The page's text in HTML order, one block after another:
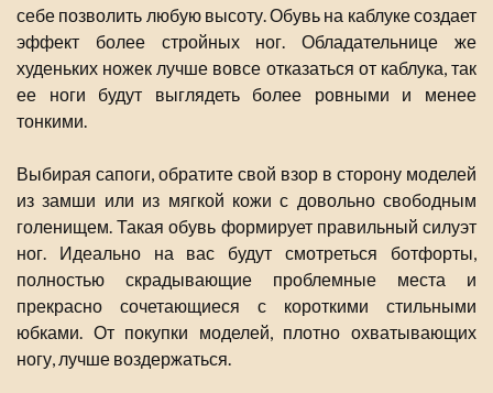
себе позволить любую высоту. Обувь на каблуке создает
эффект более стройных ног. Обладательнице же
худеньких ножек лучше вовсе отказаться от каблука, так
ее ноги будут выглядеть более ровными и менее
тонкими.
Выбирая сапоги, обратите свой взор в сторону моделей
из замши или из мягкой кожи с довольно свободным
голенищем. Такая обувь формирует правильный силуэт
ног. Идеально на вас будут смотреться ботфорты,
полностью скрадывающие проблемные места и
прекрасно сочетающиеся с короткими стильными
юбками. От покупки моделей, плотно охватывающих
ногу, лучше воздержаться.